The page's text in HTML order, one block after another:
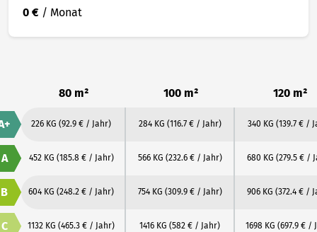
0 € / Monat
80 m² 100 m² 120 m²
226 KG (92.9 € / Jahr) 284 KG (116.7 € / Jahr) 340 KG (139.7 € /
A 452 KG (185.8 € / Jahr) 566 KG (232.6 € / Jahr) 680 KG (279.5 € /
B 604 KG (248.2 € / Jahr) 754 KG (309.9 € / Jahr) 906 KG (372.4 € /
C 1132 KG (465.3 € / Jahr) 1416 KG (582 € / Jahr) 1698 KG (697.9 € /